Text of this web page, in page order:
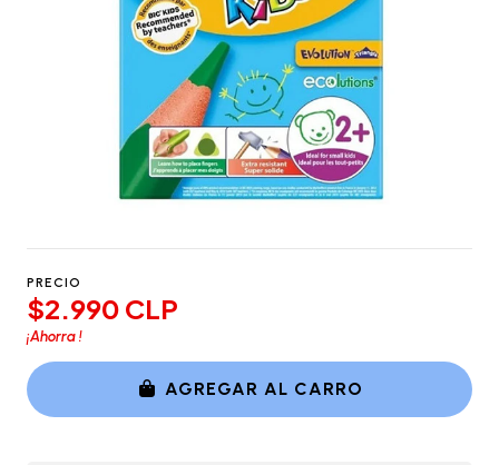
PRECIO
$2.990 CLP
¡Ahorra!
AGREGAR AL CARRO